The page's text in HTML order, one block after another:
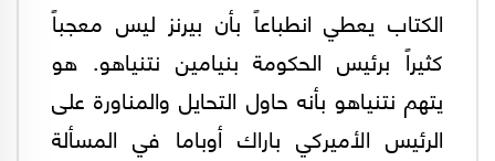
الكتاب يعطي انطباعاً بأن بيرنز ليس معجباً
كثيراً برئيس الحكومة بنيامين نتنياهو. هو
يتهم نتنياهو بأنه حاول التحايل والمناورة على
الرئيس الأميركي باراك أوباما في المسألة